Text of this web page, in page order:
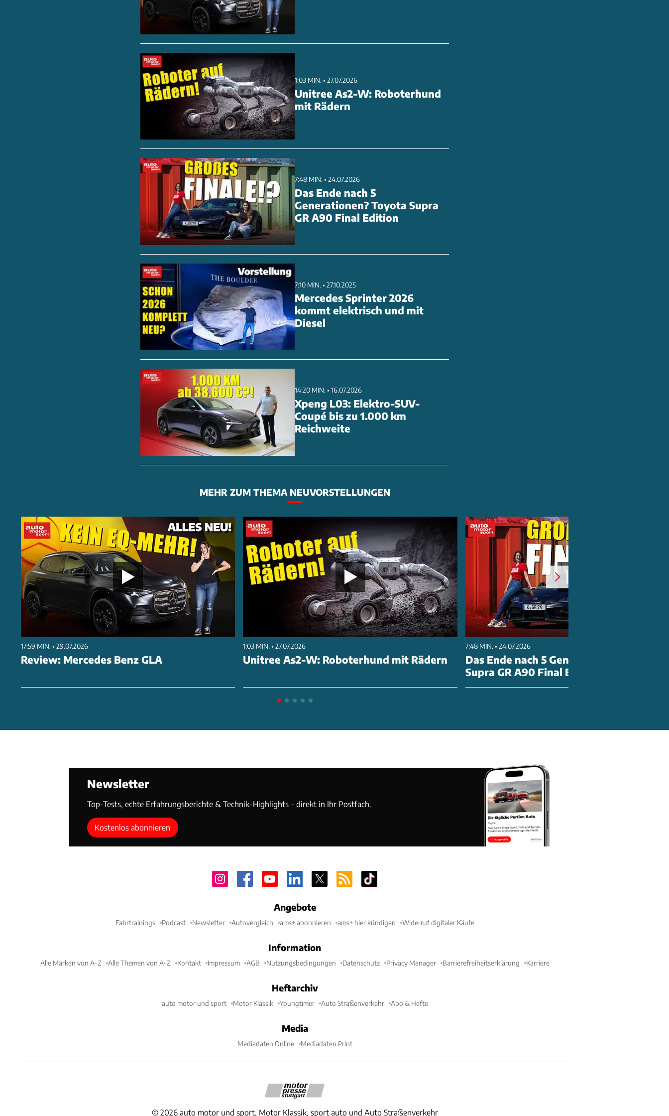
1:03 MIN. • 27.07.2026
Unitree As2-W: Roboterhund
mit Rädern
7:48 MIN. • 24.07.2026
Das Ende nach 5
Generationen? Toyota Supra
GR A90 Final Edition
7:10 MIN. • 27.10.2025
Mercedes Sprinter 2026
kommt elektrisch und mit
Diesel
14:20 MIN. • 16.07.2026
Xpeng L03: Elektro-SUV-
Coupé bis zu 1.000 km
Reichweite
MEHR ZUM THEMA NEUVORSTELLUNGEN
17:59 MIN. • 29.07.2026
Review: Mercedes Benz GLA
1:03 MIN. • 27.07.2026
Unitree As2-W: Roboterhund mit Rädern
7:48 MIN. • 24.07.2026
Das Ende nach 5 Generationen? Toyota
Supra GR A90 Final Edition
Newsletter
Top-Tests, echte Erfahrungsberichte & Technik-Highlights – direkt in Ihr Postfach.
Kostenlos abonnieren
Angebote
Fahrtrainings Podcast Newsletter Autovergleich ams+ abonnieren ams+ hier kündigen Widerruf digitaler Käufe
Information
Alle Marken von A-Z Alle Themen von A-Z Kontakt Impressum AGB Nutzungsbedingungen Datenschutz Privacy Manager Barrierefreiheitserklärung Karriere
Heftarchiv
auto motor und sport Motor Klassik Youngtimer Auto Straßenverkehr Abo & Hefte
Media
Mediadaten Online Mediadaten Print
© 2026 auto motor und sport, Motor Klassik, sport auto und Auto Straßenverkehr